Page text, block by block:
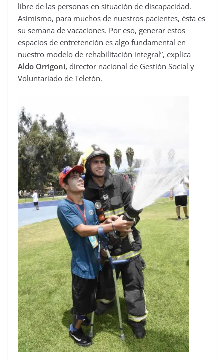
libre de las personas en situación de discapacidad.
Asimismo, para muchos de nuestros pacientes, ésta es
su semana de vacaciones. Por eso, generar estos
espacios de entretención es algo fundamental en
nuestro modelo de rehabilitación integral”, explica
Aldo Orrigoni, director nacional de Gestión Social y
Voluntariado de Teletón.